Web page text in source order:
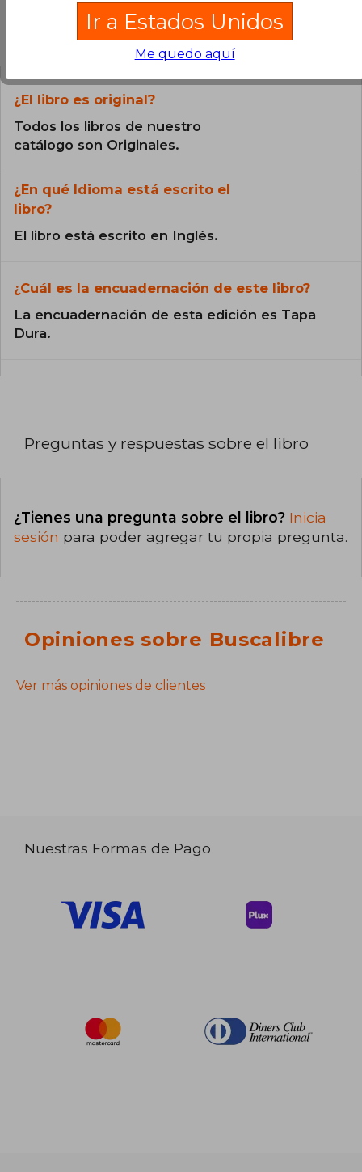
Preguntas frecuentes sobre el libro
¿El libro es original?
Todos los libros de nuestro
catálogo son Originales.
¿En qué Idioma está escrito el
libro?
El libro está escrito en Inglés.
¿Cuál es la encuadernación de este libro?
La encuadernación de esta edición es Tapa
Dura.
Preguntas y respuestas sobre el libro
¿Tienes una pregunta sobre el libro? Inicia
sesión para poder agregar tu propia pregunta.
Opiniones sobre Buscalibre
Ver más opiniones de clientes
Nuestras Formas de Pago
Ir a Estados Unidos
Me quedo aquí